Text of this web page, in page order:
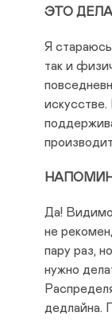
ЭТО
Я
так и
искусстве.
Да!
не
пару раз,
нужно
дедлайна.